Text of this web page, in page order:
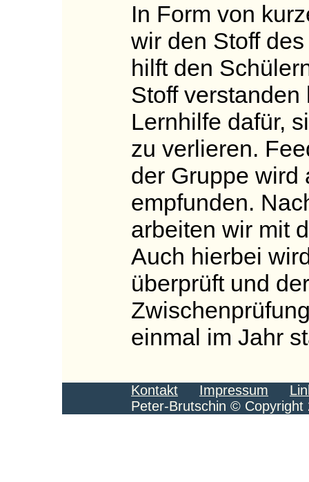
In Form von
wir den Stoff
hilft den
Stoff
Lernhilfe dafür,
zu verlieren.
der Gruppe wird
empfunden.
arbeiten wir mit
Auch hierbei
überprüft und
einmal im Jahr
Kontakt Impressum
Peter-Brutschin © Copyright